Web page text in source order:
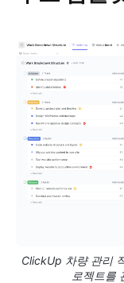
ClickUp 차량 관리
로젝트를